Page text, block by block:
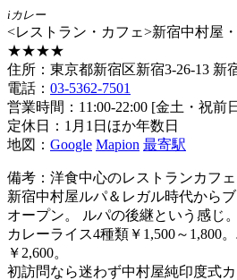
iカレー
<レストラン・カフェ>新宿中村屋・
★★★★
住所：東京都新宿区新宿3-26-13 新
電話： 03-5362-7501
営業時間：11:00-22:00 [金土・祝前
定休日：1月1日ほか年数日
地図： Google Mapion 最寄駅
備考：洋食中心のレストランカフェ
新宿中村屋ルパ＆レガル時代から
オープン。 ルパの後継という感じ。
カレーライス4種類￥1,500～1,800
￥2,600。
初訪問なら迷わず中村屋純印度式カ